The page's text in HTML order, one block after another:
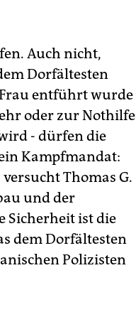
Auch nicht,
Dorfältesten
entführt wurde
oder zur Nothilfe
- dürfen die
Kampfmandat:
Thomas G.
und der
Sicherheit ist die
dem Dorfältesten
Polizisten